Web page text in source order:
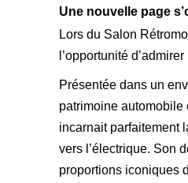
Une nouvelle page
Lors du Salon
l’opportunité
Présentée dans un
patrimoine automobile
incarnait parfaitement
vers l’électrique. Son
proportions iconiques